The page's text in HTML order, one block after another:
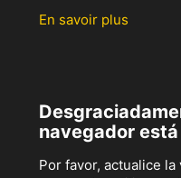
En savoir plus
navegador
Por favor, actualice